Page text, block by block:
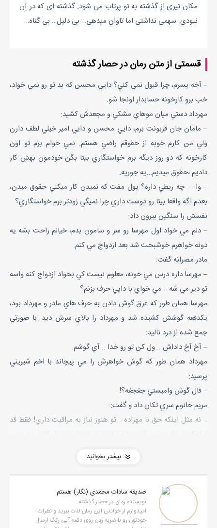
مکان تیری از گذشته به تو پرتاب می شود. گذشته ای که در آن
نبودی. سهمی نداشتی اما تاوان میدهی… بی دلیل… بی گناه…
قسمتی از متن رمان در حصار گذشته
– آخه پسرم، چرا قبول نمي کني؟ دايي محسن که بد تو رو نمي خواد،
خب برو کارخونه حسابدار اونجا شو.
مهرداد دستي ميان موهاي مشکي و مجعدش کشيد:
– مامان جان قربونت برم، دايي محسن و دايي امير خيلي لطف دارن
ولي من کارم خوبه از حقوقم راضي هستم. نمي خوام برم تو اون
کارخونه که دو روز ديگه برم خواستگاري بيتا بگن خودمون بهش کار
داديم ،حقوق ميديم...يه جوريه.
– وا ... چه ربطي داره؟ پول مفت که نميدن کار ميکني حقوق ميدن،
بعدم اگه واقعا بيتا رو دوست داري چرا نميگي زودتر برم خواستگاري؟
نفسش را سنگين بيرون داد:
– دلم مي خواد اول مهرسا رو سر و سامون بدم، خيالم راحت بشه يه
دونه خواهرم خوشبخت شد بعد ازدواج مي کنم.
مادر مصرانه گفت:
– مهرسا داره درس مي خونه، معلوم نيست کي بخواد ازدواج کنه واسه
تو دير مي شه ...مي خواي با دايي حرف بزنم؟
مهرسا همان طور که غرق گوش دادن به حرف هاي مادر و مهرداد بود،
يکدفعه گوشش کشيده شد و مهرداد را بالاي سرش ديد. با صورتي
جمع شده از درد ناليد:
– آخ آخ داداش ...ول کن تو رو خدا ...آي گوشم.
مهرداد همان طور که گوش خواهرش را مي پيچاند با اخم شيريني
پرسيد:
– فال گوش واميستي جغجغه؟!
مريم خانوم سري تکان داد و گفت:
– نه مثل اينکه حق با مهراده ...تو هنوز نياز به مراقبت داري! فقط قد
مهرسا گوشش را از دست برادرش خلاص کرد و حيني که ماساژ مي داد
‌– حالا مگه چي مي گفتين؟ کل حرف هايي که فهميدم اين بود که
دايي از مهرداد مي خواد بره کارخونه حسابدار اونجا بشه، مهردادم
نميره. اوم بعدم مهرداد خان بيتا رو دوست داره.
بیشتر بخوانید
صدیقه سادات محمدی (نگار) هستم
نویسنده رمان در حصار گذشته
امیدوارم از خواندن این رمان لذت ببرید و نظرات
خودتون رو با ضربه زدن روی دکمه آبی رنگ ارسال